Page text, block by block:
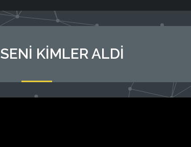
SENI KIMLER ALDI